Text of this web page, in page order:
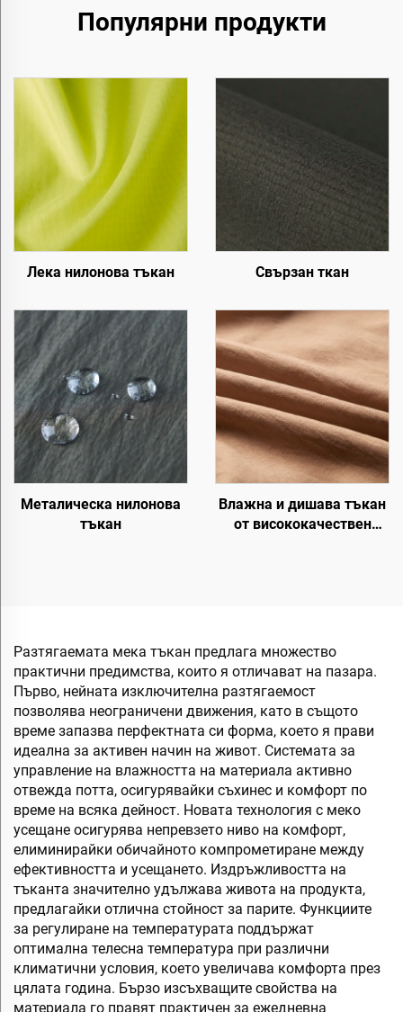
Популярни продукти
Лека нилонова тъкан Свързан ткан
Металическа нилонова
тъкан
Влажна и дишава тъкан
от висококачествен
Разтягаемата мека тъкан предлага множество
практични предимства, които я отличават на пазара.
Първо, нейната изключителна разтягаемост
позволява неограничени движения, като в същото
време запазва перфектната си форма, което я прави
идеална за активен начин на живот. Системата за
управление на влажността на материала активно
отвежда потта, осигурявайки съхинес и комфорт по
време на всяка дейност. Новата технология с меко
усещане осигурява непревзето ниво на комфорт,
елиминирайки обичайното компрометиране между
ефективността и усещането. Издръжливостта на
тъканта значително удължава живота на продукта,
предлагайки отлична стойност за парите. Функциите
за регулиране на температурата поддържат
оптимална телесна температура при различни
климатични условия, което увеличава комфорта през
цялата година. Бързо изсъхващите свойства на
материала го правят практичен за ежедневна